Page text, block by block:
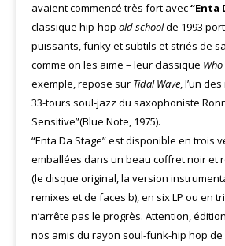
avaient commencé très fort avec“Enta
classique hip-hop old schoolde 1993
puissants, funky et subtils et striés de
comme on les aime – leur classique
exemple, repose sur Tidal Wave, l’un
33-tours soul-jazz du saxophoniste
Sensitive”(Blue Note, 1975).
“Enta Da Stage” est disponible en trois
emballées dans un beau coffret noir et
(le disque original, la version
remixes et de faces b), en six LP ou en
n’arrête pas le progrès. Attention,
nos amis du rayon soul-funk-hip hop de